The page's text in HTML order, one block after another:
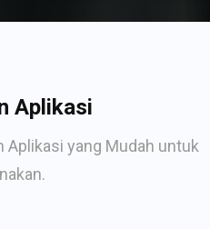
Aplikasi
Aplikasi yang Mudah untuk